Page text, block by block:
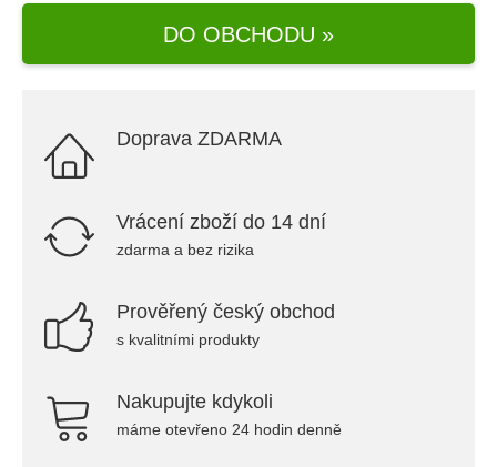
DO OBCHODU »
Doprava ZDARMA
Vrácení zboží do 14 dní
zdarma a bez rizika
Prověřený český obchod
s kvalitními produkty
Nakupujte kdykoli
máme otevřeno 24 hodin denně